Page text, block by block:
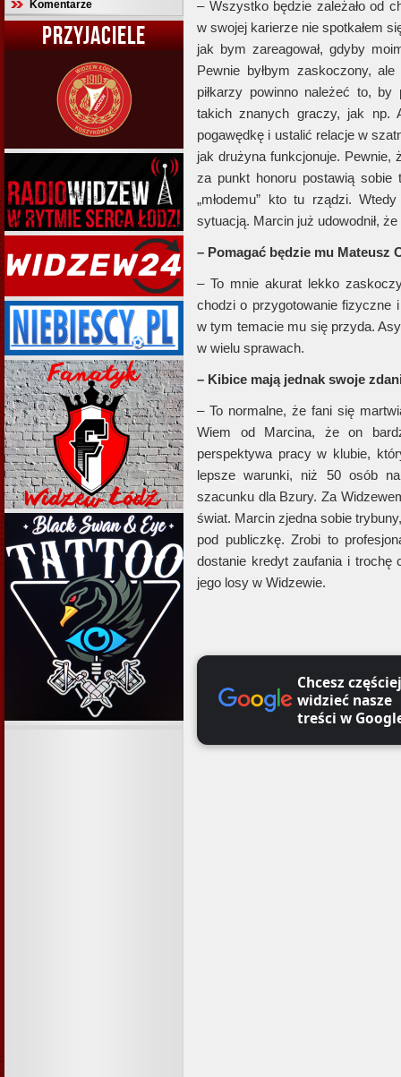
Komentarze
PRZYJACIELE
– Wszystko będzie zależało od
w swojej karierze nie spotkałem
jak bym zareagował, gdyby
Pewnie byłbym zaskoczony,
piłkarzy powinno należeć to,
takich znanych graczy, jak np.
pogawędkę i ustalić relacje w
jak drużyna funkcjonuje.
za punkt honoru postawią
„młodemu” kto tu rządzi.
sytuacją. Marcin już udowodnił, że
– Pomagać będzie mu Mateusz
– To mnie akurat lekko
chodzi o przygotowanie fizyczne
w tym temacie mu się przyda.
w wielu sprawach.
– Kibice mają jednak swoje
– To normalne, że fani się
Wiem od Marcina, że on
perspektywa pracy w klubie,
lepsze warunki, niż 50 osób
szacunku dla Bzury. Za
świat. Marcin zjedna sobie
pod publiczkę. Zrobi to
dostanie kredyt zaufania i trochę
jego losy w Widzewie.
Chcesz częściej
widzieć nasze
treści w